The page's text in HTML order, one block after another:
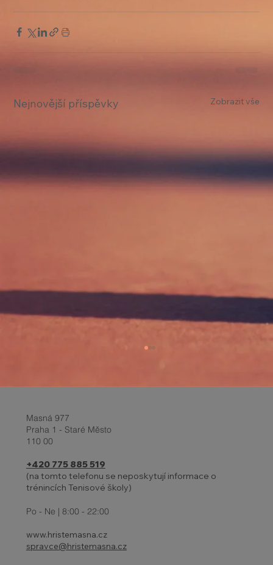
Nejnovější příspěvky Zobrazit vše
Report z turnaje a Velikonoční
Masná 977
Praha 1 - Staré Město
110 00
+420 775 885 519
(na tomto telefonu se neposkytují informace o
trénincích Tenisové školy)
Po - Ne | 8:00 - 22:00
www.hristemasna.cz
spravce@hristemasna.cz